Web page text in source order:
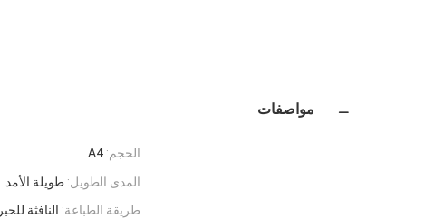
مواصفات
الحجم: A4
المدى الطويل: طويلة الأمد
طريقة الطباعة: النافثة للحبر